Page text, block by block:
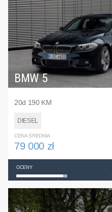
BMW 5
20d 190 KM
DIESEL
CENA ŚREDNIA
79 000 zł
OCENY